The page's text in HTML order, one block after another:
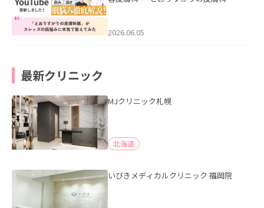
2026.06.05
最新クリニック
MJクリニック札幌
北海道
いびきメディカルクリニック 福岡院